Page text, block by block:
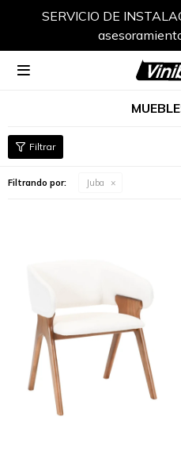
SERVICIO DE

Filtrando por: Juba